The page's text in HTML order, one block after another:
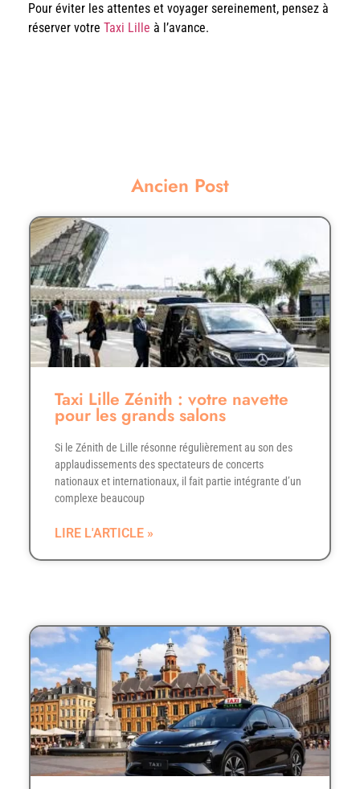
Pour éviter les attentes et voyager sereinement, pensez à
réserver votre Taxi Lille à l’avance.
Ancien Post
Taxi Lille Zénith : votre navette
pour les grands salons
Si le Zénith de Lille résonne régulièrement au son des
applaudissements des spectateurs de concerts
nationaux et internationaux, il fait partie intégrante d’un
complexe beaucoup
LIRE L'ARTICLE »